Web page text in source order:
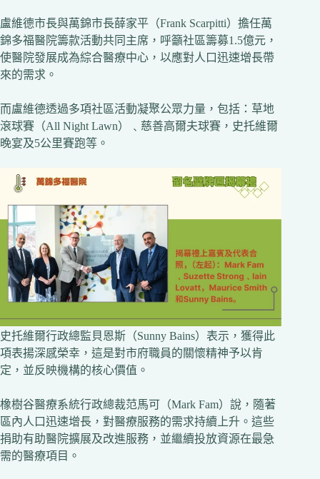
盧維德市長與萬錦市長薛家平（Frank Scarpitti）擔任萬
錦多福醫院籌款活動共同主席，呼籲社區籌募1.5億元，
使醫院發展成為綜合醫療中心，以應對人口迅速增長帶
來的需求。
而盧維德透過多項社區活動凝聚公眾力量，包括：草地
滾球賽（All Night Lawn）﹑慈善高爾夫球賽，史托維爾
晚宴及5公里賽跑等。
史托維爾行政總監貝恩斯（Sunny Bains）表示，獲得此
項表揚深感榮幸，這是對市府職員的關懷精神予以肯
定，並反映機構的核心價值。
橡樹谷醫療系統行政總裁范馬可（Mark Fam）說，隨著
區內人口迅速增長，對醫療服務的需求持續上升。這些
捐助有助醫院擴展及改進服務，並繼續投放資源在最急
需的醫療項目。